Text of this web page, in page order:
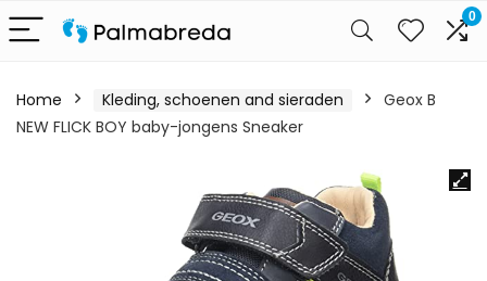
0
Home Kleding, schoenen and sieraden
Geox B
NEW FLICK BOY baby-jongens Sneaker